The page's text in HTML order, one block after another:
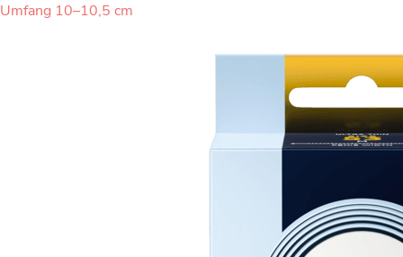
Umfang 10–10,5 cm